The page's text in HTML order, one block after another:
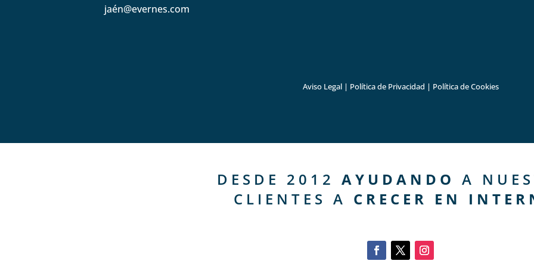
jaén@evernes.com
Aviso Legal| Política de Privacidad | Política de Cookies
DESDE 2012 AYUDANDO A
CLIENTES A CRECER EN